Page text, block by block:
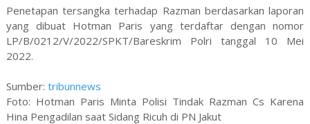
Penetapan tersangka terhadap Razman berdasarkan laporan
yang dibuat Hotman Paris yang terdaftar dengan nomor
LP/B/0212/V/2022/SPKT/Bareskrim Polri tanggal 10 Mei
2022.
Sumber: tribunnews
Foto: Hotman Paris Minta Polisi Tindak Razman Cs Karena
Hina Pengadilan saat Sidang Ricuh di PN Jakut